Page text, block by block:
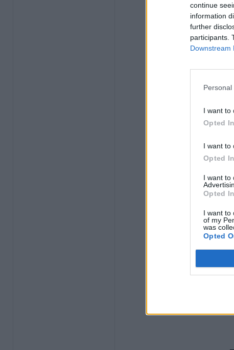
continue
information
further
participants.
Downstream
I want to
Opted In
I want to
Opted In
I want to
Opted In
I want to
of my
was
Opted